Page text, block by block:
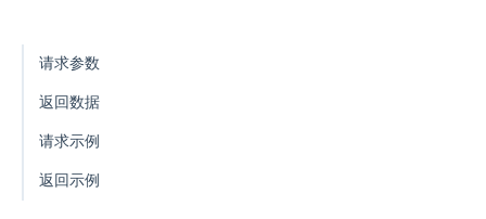
请求参数
返回数据
请求示例
返回示例